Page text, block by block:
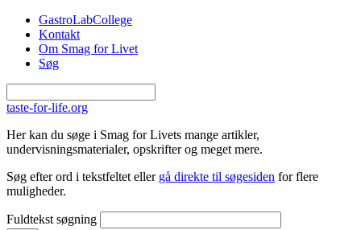
Gå til hovedindhold
GastroLabCollege
Kontakt
Om Smag for Livet
Søg
taste-for-life.org
Her kan du søge i Smag for Livets mange artikler,
undervisningsmaterialer, opskrifter og meget mere.
Søg efter ord i tekstfeltet eller gå direkte til søgesiden for flere
muligheder.
Fuldtekst søgning